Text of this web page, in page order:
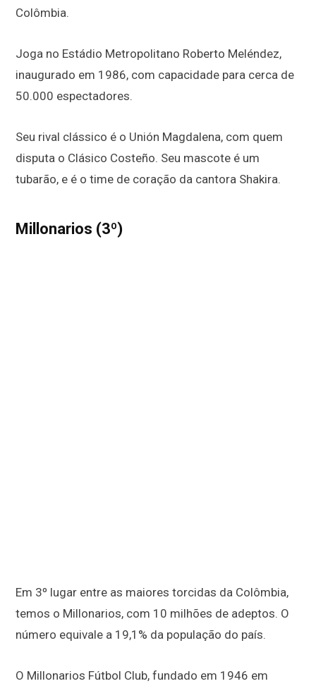
Colômbia.
Joga no Estádio Metropolitano Roberto Meléndez,
inaugurado em 1986, com capacidade para cerca de
50.000 espectadores.
Seu rival clássico é o Unión Magdalena, com quem
disputa o Clásico Costeño. Seu mascote é um
tubarão, e é o time de coração da cantora Shakira.
Millonarios (3º)
Em 3º lugar entre as maiores torcidas da Colômbia,
temos o Millonarios, com 10 milhões de adeptos. O
número equivale a 19,1% da população do país.
O Millonarios Fútbol Club, fundado em 1946 em